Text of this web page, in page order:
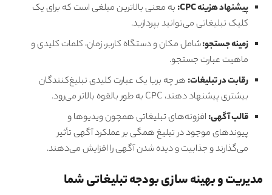
پیشنهاد هزینه CPC:
به معنی بالاترین مبلغی است که برای یک
کلیک تبلیغاتی می‌توانید بپردازید.
زمینه جستجو:شامل مکان و دستگاه کاربر، زمان، کلمات کلیدی و
ماهیت عبارت جستجو.
رقابت در تبلیغات: هر چه بریا یک عبارت کلیدی تبلیغ‌کنندگان
بیشتری پیشنهاد دهند، CPC به طور بالقوه بالاتر می‌رود.
قالب آگهی: افزونه‌های تبلیغاتی همچون ویدیوها و
پیوندهای موجود در تبلیغ همگی بر عملکرد آگهی تأثیر
می‌گذارند و جذابیت و دیده شدن آگهی را افزایش می‌دهند.
مدیریت و بهینه سازی بودجه تبلیغاتی شما